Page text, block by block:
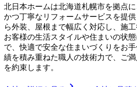
北日本ホームは北海道札幌市を拠点
かつ丁寧なリフォームサービスを提
ら外装、屋根まで幅広く対応し、施工
お客様の生活スタイルや住まいの状
で、快適で安全な住まいづくりをお
績を積み重ねた職人の技術力で、ご
を約束します。